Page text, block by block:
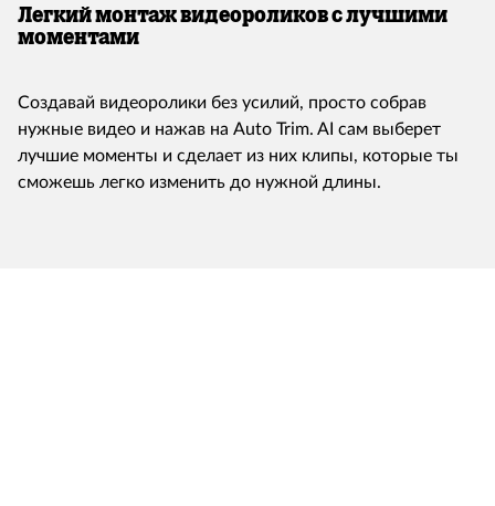
Легкий монтаж видеороликов с лучшими
моментами
Создавай видеоролики без усилий, просто собрав
нужные видео и нажав на Auto Trim. AI сам выберет
лучшие моменты и сделает из них клипы, которые ты
сможешь легко изменить до нужной длины.